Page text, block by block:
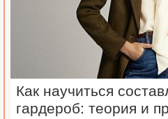
Как научиться
гардероб: теория и